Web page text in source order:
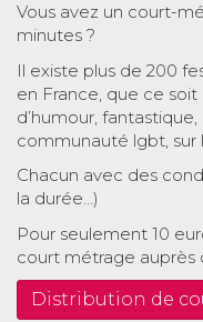
Vous avez un court-
minutes ?
Il existe plus de 200
en France, que ce
d’humour,
communauté lgbt, sur
Chacun avec des
la durée…)
Pour seulement 10
court métrage auprès
Distribution de